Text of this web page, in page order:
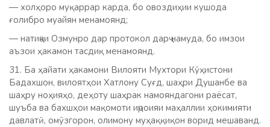
— холҳоро муқаррар карда, бо овоздиҳии кушода
ғолибро муайян менамоянд;
— натиҷаи Озмунро дар протокол дарҷ намуда, бо имзои
аъзои ҳакамон тасдиқ менамоянд.
31. Ба ҳайати ҳакамони Вилояти Мухтори Кӯҳистони
Бадахшон, вилоятҳои Хатлону Суғд, шаҳри Душанбе ва
шаҳру ноҳияҳо, деҳоту шаҳрак намояндагони раёсат,
шуъба ва бахшҳои мақомоти иҷроияи маҳаллии ҳокимияти
давлатӣ, омӯзгорон, олимону муҳаққиқон ворид мешаванд.